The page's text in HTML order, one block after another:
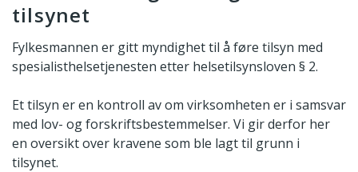
tilsynet
Fylkesmannen er gitt myndighet til å føre tilsyn med
spesialisthelsetjenesten etter helsetilsynsloven § 2.
Et tilsyn er en kontroll av om virksomheten er i samsvar
med lov- og forskriftsbestemmelser. Vi gir derfor her
en oversikt over kravene som ble lagt til grunn i
tilsynet.